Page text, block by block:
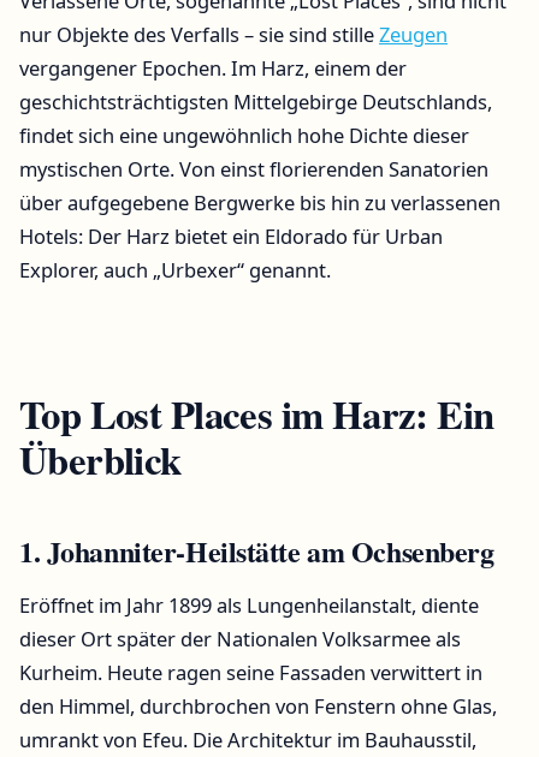
nur Objekte des Verfalls – sie sind stilleZeugen
vergangener Epochen. Im Harz, einem der
geschichtsträchtigsten Mittelgebirge Deutschlands,
findet sich eine ungewöhnlich hohe Dichte dieser
mystischen Orte. Von einst florierenden Sanatorien
über aufgegebene Bergwerke bis hin zu verlassenen
Hotels: Der Harz bietet ein Eldorado für Urban
Explorer, auch „Urbexer“ genannt.
Top Lost Places im Harz: Ein
Überblick
1. Johanniter-Heilstätte am Ochsenberg
Eröffnet im Jahr 1899 als Lungenheilanstalt, diente
dieser Ort später der Nationalen Volksarmee als
Kurheim. Heute ragen seine Fassaden verwittert in
den Himmel, durchbrochen von Fenstern ohne Glas,
umrankt von Efeu. Die Architektur im Bauhausstil,